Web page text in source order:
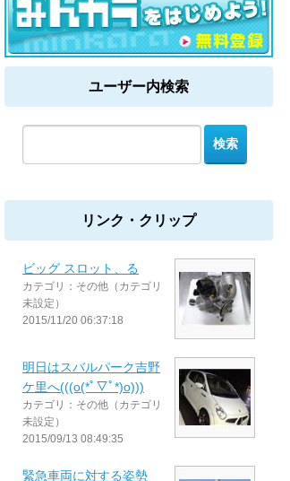
ユーザー内検索
リンク・クリップ
ビッグ スロット、る
カテゴリ：その他（カテゴリ
未設定）
2015/11/20 06:37:18
明日はスバルパーク吉野
ケ里へ(((o(*ﾟ▽ﾟ*)o)))
カテゴリ：その他（カテゴリ
未設定）
2015/09/13 08:49:35
緊急車両に対する姿勢